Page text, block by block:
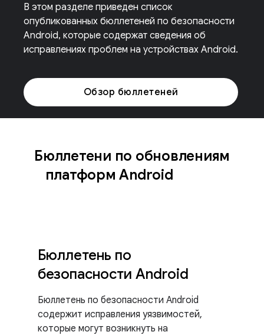
В этом разделе приведен список
опубликованных бюллетеней по безопасности
Android, которые содержат сведения об
исправлениях проблем на устройствах Android.
Обзор бюллетеней
Бюллетени по обновлениям
платформ Android
Бюллетень по
безопасности Android
Бюллетень по безопасности Android
содержит исправления уязвимостей,
которые могут возникнуть на